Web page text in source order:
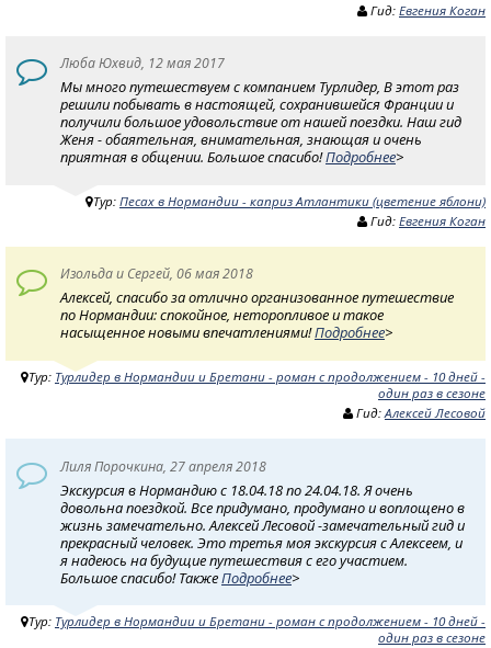
Гид: Евгения Коган
Люба Юхвид, 12 мая 2017
Мы много путешествуем с компанием Турлидер, В этот раз
решили побывать в настоящей, сохранившейся Франции и
получили большое удовольствие от нашей поездки. Наш гид
Женя - обаятельная, внимательная, знающая и очень
приятная в общении. Большое спасибо!Подробнее>
Тур: Песах в Нормандии - каприз Атлантики (цветение яблони)
Гид: Евгения Коган
Изольда и Сергей, 06 мая 2018
Алексей, спасибо за отлично организованное путешествие
по Нормандии: спокойное, неторопливое и такое
насыщенное новыми впечатлениями!Подробнее>
Тур: Турлидер в Нормандии и Бретани - роман с продолжением - 10 дней -
один раз в сезоне
Гид: Алексей Лесовой
Лиля Порочкина, 27 апреля 2018
Экскурсия в Нормандию с 18.04.18 по 24.04.18. Я очень
довольна поездкой. Все придумано, продумано и воплощено в
жизнь замечательно. Алексей Лесовой -замечательный гид и
прекрасный человек. Это третья моя экскурсия с Алексеем, и
я надеюсь на будущие путешествия с его участием.
Большое спасибо! ТакжеПодробнее>
Тур: Турлидер в Нормандии и Бретани - роман с продолжением - 10 дней -
один раз в сезоне